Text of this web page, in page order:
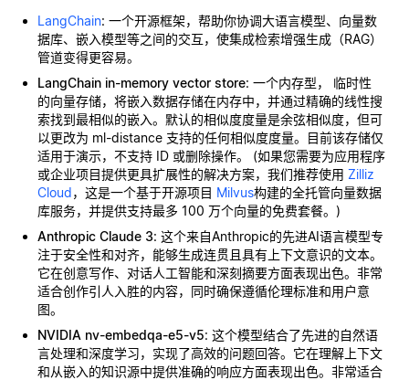
LangChain: 一个开源框架，帮助你协调大语言模型、向量数
据库、嵌入模型等之间的交互，使集成检索增强生成（RAG）
管道变得更容易。
LangChain in-memory vector store: 一个内存型， 临时性
的向量存储，将嵌入数据存储在内存中，并通过精确的线性搜
索找到最相似的嵌入。默认的相似度度量是余弦相似度，但可
以更改为 ml-distance 支持的任何相似度度量。目前该存储仅
适用于演示，不支持 ID 或删除操作。 (如果您需要为应用程序
或企业项目提供更具扩展性的解决方案，我们推荐使用 Zilliz
Cloud，这是一个基于开源项目 Milvus构建的全托管向量数据
库服务，并提供支持最多 100 万个向量的免费套餐。)
Anthropic Claude 3: 这个来自Anthropic的先进AI语言模型专
注于安全性和对齐，能够生成连贯且具有上下文意识的文本。
它在创意写作、对话人工智能和深刻摘要方面表现出色。非常
适合创作引人入胜的内容，同时确保遵循伦理标准和用户意
图。
NVIDIA nv-embedqa-e5-v5: 这个模型结合了先进的自然语
言处理和深度学习，实现了高效的问题回答。它在理解上下文
和从嵌入的知识源中提供准确的响应方面表现出色。非常适合